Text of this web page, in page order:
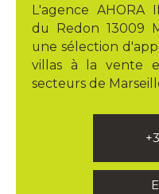
L'agence AHORA
du Redon 13009
une sélection
villas à la vente
secteurs de